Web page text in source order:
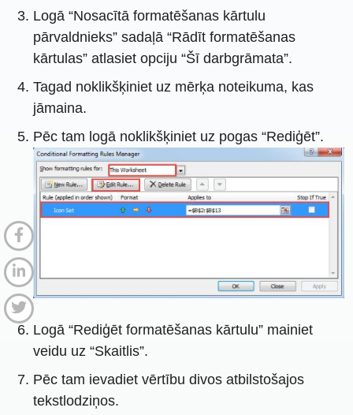
Logā “Nosacītā formatēšanas kārtulu
pārvaldnieks” sadaļā “Rādīt formatēšanas
kārtulas” atlasiet opciju “Šī darbgrāmata”.
Tagad noklikšķiniet uz mērķa noteikuma, kas
jāmaina.
Pēc tam logā noklikšķiniet uz pogas “Rediģēt”.
Logā “Rediģēt formatēšanas kārtulu” mainiet
veidu uz “Skaitlis”.
Pēc tam ievadiet vērtību divos atbilstošajos
tekstlodziņos.